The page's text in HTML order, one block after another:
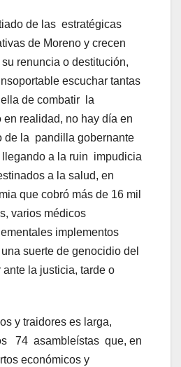
de las estratégicas
de Moreno y crecen
renuncia o destitución,
escuchar tantas
de combatir la
realidad, no hay día en
de la pandilla gobernante
llegando a la ruin impudicia
a la salud, en
que cobró más de 16 mil
varios médicos
implementos
suerte de genocidio del
la justicia, tarde o
y traidores es larga,
74 asambleístas que, en
económicos y